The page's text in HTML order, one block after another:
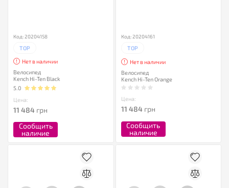
Код: 20204158
TOP
Нет в наличии
Велосипед
Kench Hi-Ten Black
5.0
Цена:
11 484 грн
Сообщить
наличие
Код: 20204161
TOP
Нет в наличии
Велосипед
Kench Hi-Ten Orange
Цена:
11 484 грн
Сообщить
наличие